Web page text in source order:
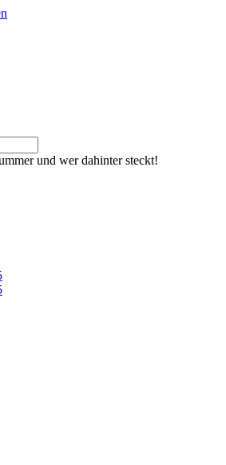
und wer dahinter steckt!